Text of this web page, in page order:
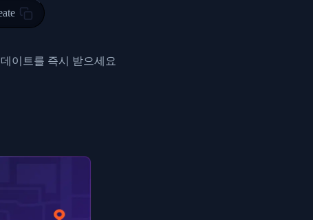
in HONG KONG-HONG KONG, HONG KONG-HONG KONG,2017-03-
picked up",
REPUBLIC"
이트를 즉시 받으세요